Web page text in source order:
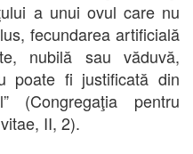
a unui ovul care nu
fecundarea artificială
nubilă sau văduvă,
poate fi justificată din
(Congregaţia pentru
II, 2).